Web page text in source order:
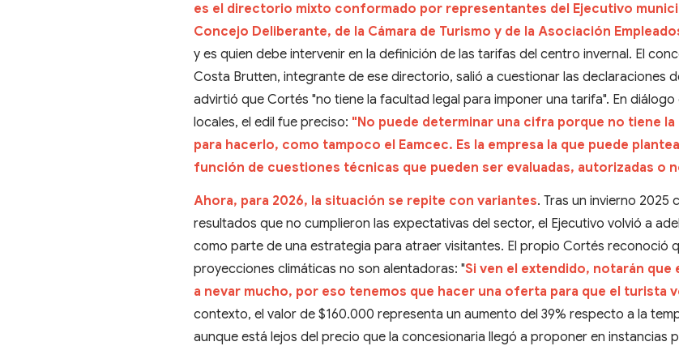
es el directorio mixto conformado por representantes del Ejecutivo
Concejo Deliberante, de la Cámara de Turismo y de la Asociación
y es quien debe intervenir en la definición de las tarifas del centro invernal. El
Costa Brutten, integrante de ese directorio, salió a cuestionar las declaraciones
advirtió que Cortés "no tiene la facultad legal para imponer una tarifa". En diálogo
locales, el edil fue preciso: "No puede determinar una cifra porque no tiene
para hacerlo, como tampoco el Eamcec. Es la empresa la que puede
función de cuestiones técnicas que pueden ser evaluadas, autorizadas o
Ahora, para 2026, la situación se repite con variantes. Tras un invierno 2025
resultados que no cumplieron las expectativas del sector, el Ejecutivo volvió a
como parte de una estrategia para atraer visitantes. El propio Cortés reconoció
proyecciones climáticas no son alentadoras: "Si ven el extendido, notarán que
a nevar mucho, por eso tenemos que hacer una oferta para que el turista
contexto, el valor de $160.000 representa un aumento del 39% respecto a la
aunque está lejos del precio que la concesionaria llegó a proponer en instancias